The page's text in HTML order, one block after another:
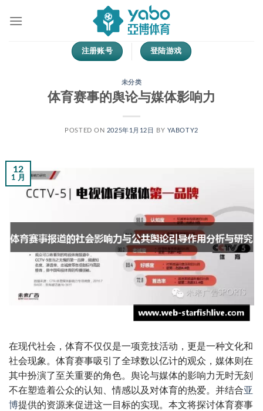
注册账号 登陆游戏
未分类
体育赛事的舆论与媒体影响力
POSTED ON 2025年1月12日 BY YABOTY2
12
1 月
在现代社会，体育不仅仅是一项竞技活动，更是一种文化和
社会现象。体育赛事吸引了全球数以亿计的观众，媒体则在
其中扮演了至关重要的角色。舆论与媒体的影响力无时无刻
不在塑造着公众的认知、情感以及对体育的热爱。并结合亚
博提供的资源来促进这一目标的实现。本文将探讨体育赛事